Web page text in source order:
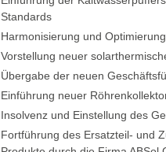
Standards
Harmonisierung und
Vorstellung neuer
Übergabe der neuen
Einführung neuer
Insolvenz und Einstellung des
Fortführung des Ersatzteil- und